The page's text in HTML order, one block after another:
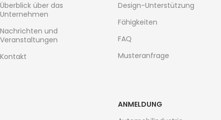
Überblick über das
Unternehmen
Nachrichten und
Veranstaltungen
Kontakt
Design-Unterstützung
Fähigkeiten
FAQ
Musteranfrage
ANMELDUNG